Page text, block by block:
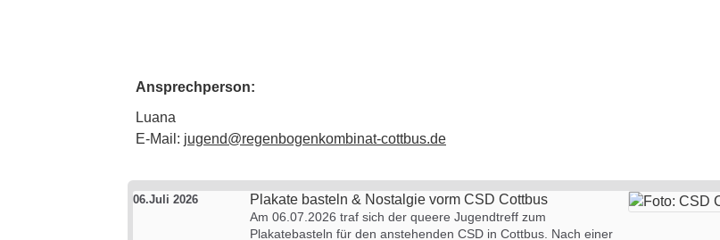
Ansprechperson:
Luana
E-Mail: jugend@regenbogenkombinat-cottbus.de
06.Juli 2026 Plakate basteln & Nostalgie vorm CSD Cottbus
Am 06.07.2026 traf sich der queere Jugendtreff zum
Plakatebasteln für den anstehenden CSD in Cottbus. Nach einer